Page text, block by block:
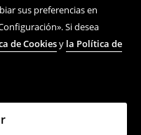
sus preferencias en
Si desea
de Cookiesy la Política de